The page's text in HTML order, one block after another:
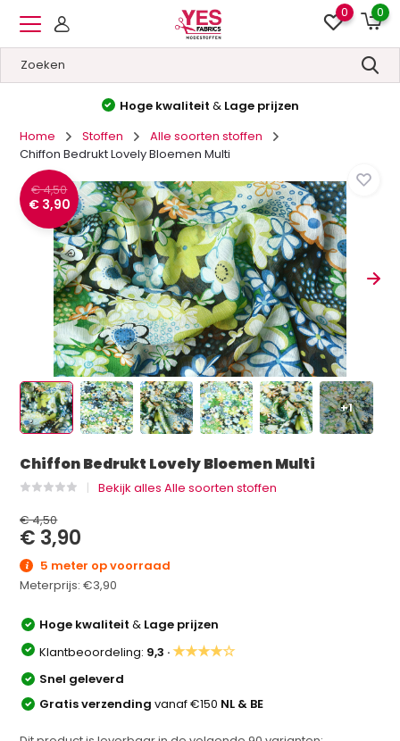
0 0
Hoge kwaliteit & Lage prijzen
Home
Stoffen
Alle soorten stoffen
Chiffon Bedrukt Lovely Bloemen Multi
€ 4,50
€ 3,90
+1
Chiffon Bedrukt Lovely Bloemen Multi
Bekijk alles Alle soorten stoffen
€ 4,50
€ 3,90
5 meter op voorraad
Meterprijs:€3,90
Hoge kwaliteit& Lage prijzen
Klantbeoordeling: 9,3 ·★★★★☆
Snel geleverd
Gratis verzendingvanaf €150 NL & BE